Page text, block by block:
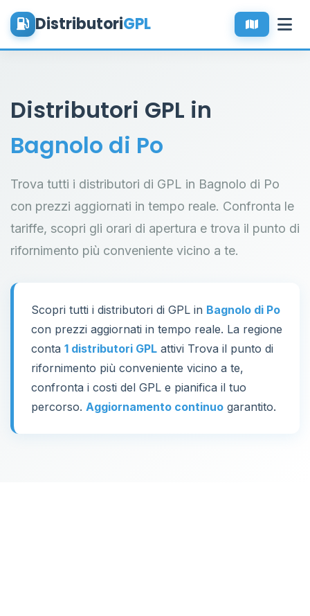
DistributoriGPL
Distributori GPL in
Bagnolo di Po
Trova tutti i distributori di GPL in Bagnolo di Po
con prezzi aggiornati in tempo reale. Confronta le
tariffe, scopri gli orari di apertura e trova il punto di
rifornimento più conveniente vicino a te.
Scopri tutti i distributori di GPL in Bagnolo di Po
con prezzi aggiornati in tempo reale. La regione
conta 1 distributori GPL attivi Trova il punto di
rifornimento più conveniente vicino a te,
confronta i costi del GPL e pianifica il tuo
percorso. Aggiornamento continuo garantito.